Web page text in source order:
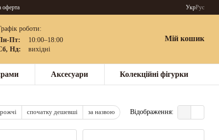
оферта УкрРус
роботи:
Пт:
10:00–18:00
Нд:
вихідні
Мій кошик
Аксесуари Колекційні фігурки
спочатку дешевші за назвою Відображення: